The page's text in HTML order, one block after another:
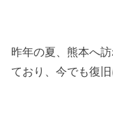
昨年の夏、熊本へ
ており、今でも復